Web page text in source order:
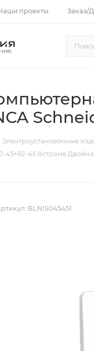
проекты Заказ/
Электроустановочные
45+RJ-45 Встраив
BLNIS045451